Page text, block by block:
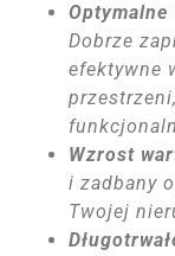
Dobrze
efektywne
Wzrost
i zadbany
Twojej